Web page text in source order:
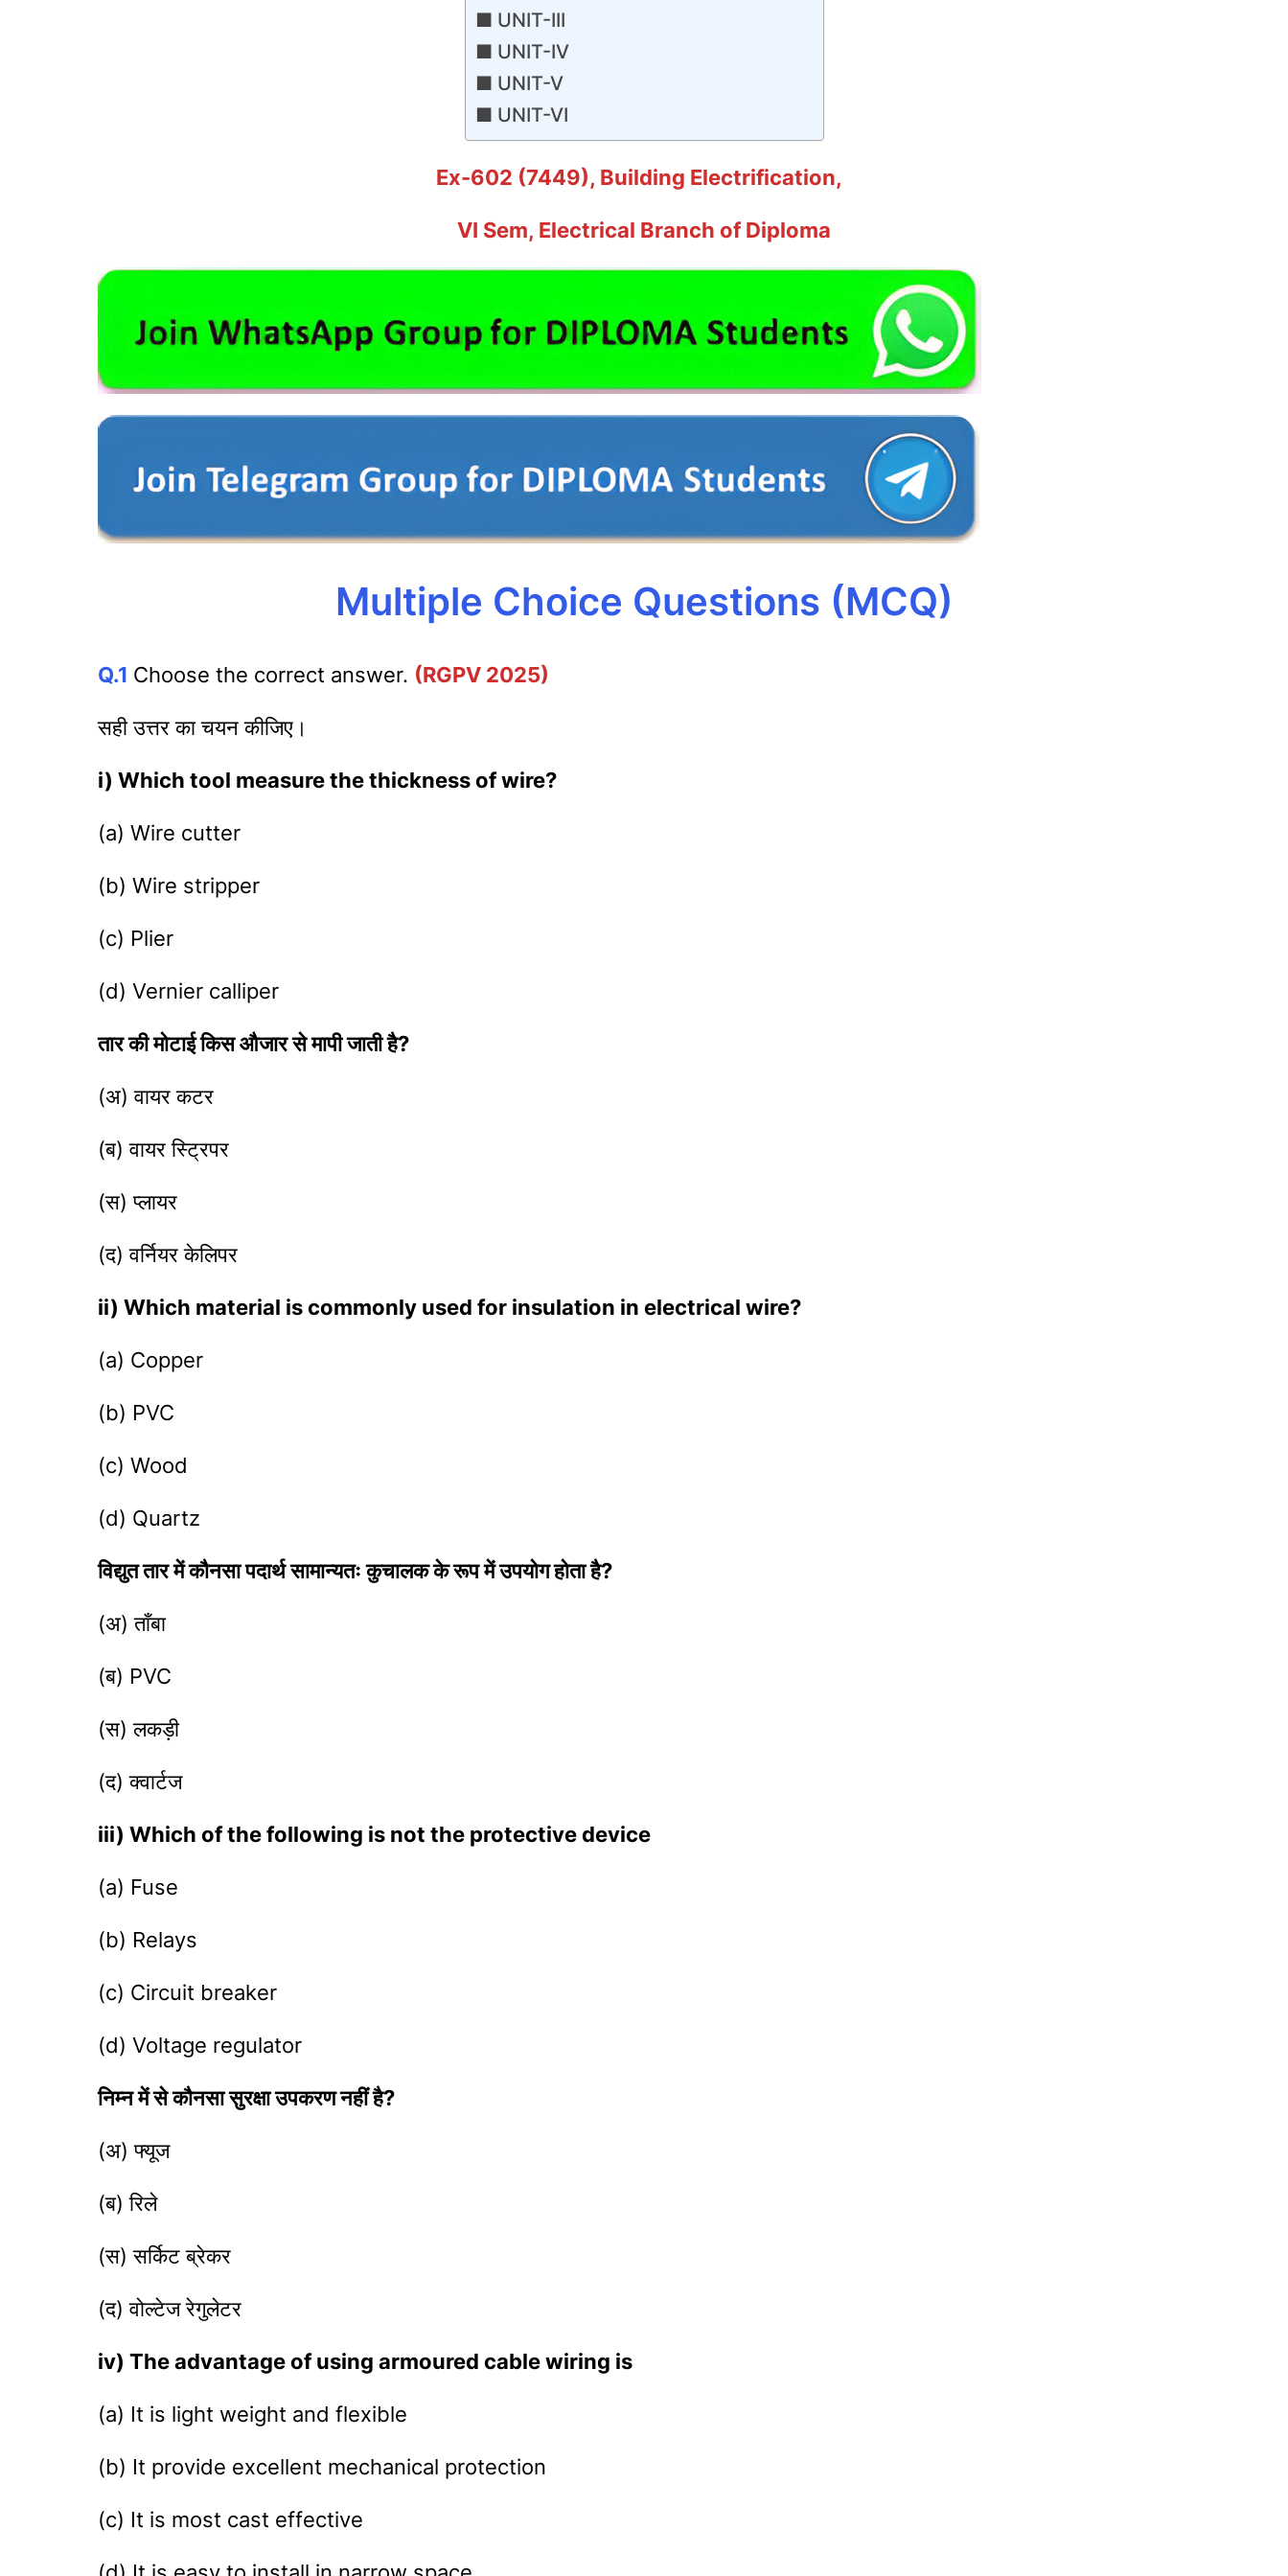
UNIT-III
UNIT-IV
UNIT-V
UNIT-VI
Ex-602 (7449), Building Electrification,
VI Sem, Electrical Branch of Diploma
Multiple Choice Questions (MCQ)
Q.1 Choose the correct answer. (RGPV 2025)
सही उत्तर का चयन कीजिए।
i) Which tool measure the thickness of wire?
(a) Wire cutter
(b) Wire stripper
(c) Plier
(d) Vernier calliper
तार की मोटाई किस औजार से मापी जाती है?
(अ) वायर कटर
(ब) वायर स्ट्रिपर
(स) प्लायर
(द) वर्नियर केलिपर
ii) Which material is commonly used for insulation in electrical wire?
(a) Copper
(b) PVC
(c) Wood
(d) Quartz
विद्युत तार में कौनसा पदार्थ सामान्यतः कुचालक के रूप में उपयोग होता है?
(अ) ताँबा
(ब) PVC
(स) लकड़ी
(द) क्वार्टज
iii) Which of the following is not the protective device
(a) Fuse
(b) Relays
(c) Circuit breaker
(d) Voltage regulator
निम्न में से कौनसा सुरक्षा उपकरण नहीं है?
(अ) फ्यूज
(ब) रिले
(स) सर्किट ब्रेकर
(द) वोल्टेज रेगुलेटर
iv) The advantage of using armoured cable wiring is
(a) It is light weight and flexible
(b) It provide excellent mechanical protection
(c) It is most cast effective